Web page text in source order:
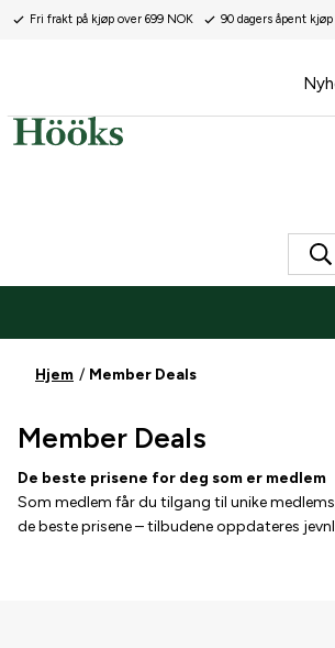
Fri frakt på kjøp over 699 NOK 90 dagers åpent
Hjem Member Deals
Member Deals
De beste prisene for deg som er medlem
Som medlem får du tilgang til unike
de beste prisene – tilbudene oppdateres